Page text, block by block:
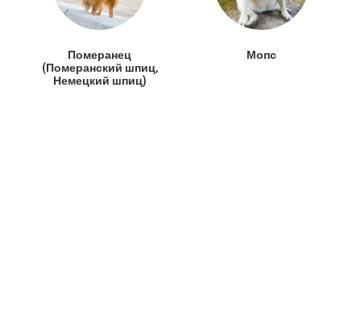
Померанец
(Померанский шпиц,
Немецкий шпиц)
Мопс